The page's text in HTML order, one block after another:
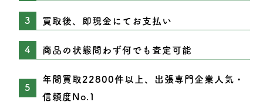
買取後、即現金にてお支払い
商品の状態問わず何でも査定可能
年間買取22800件以上、出張専門企業人気・
信頼度No.1